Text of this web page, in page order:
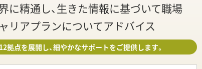
に精通し、生きた情報に基づいて職場
リアプランについてアドバイス
拠点を展開し、細やかなサポートをご提供します。